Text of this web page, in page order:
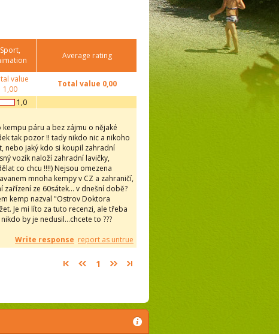
Sport,
Average rating
value
1,00
Total value 0,00
1,0
páru a bez zájmu o nějaké
tak pozor !! tady nikdo nic a nikoho
nebo jaký kdo si koupil zahradní
vozík naloží zahradní lavičky,
co chcu !!!!) Nejsou omezena
mnoha kempy v CZ a zahraničí,
zařízení ze 60sátek... v dnešní době?
kemp nazval "Ostrov Doktora
Je mi líto za tuto recenzi, ale třeba
by je nedusil...chcete to ???
Write response report as untrue
1